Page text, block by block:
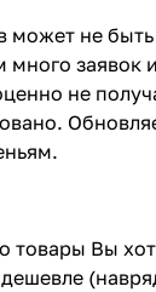
может не быть
заявок
не
товары Вы